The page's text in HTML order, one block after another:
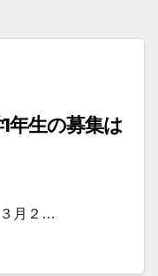
年生の募集は
月２…